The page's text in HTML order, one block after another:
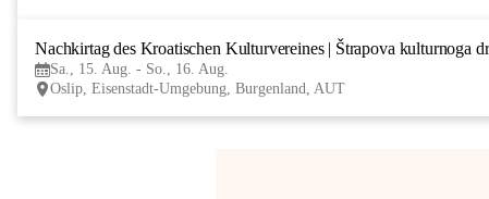
Nachkirtag des Kroatischen Kulturvereines | Štrapova kulturnoga
Sa., 15. Aug. - So., 16. Aug.
Oslip, Eisenstadt-Umgebung, Burgenland, AUT